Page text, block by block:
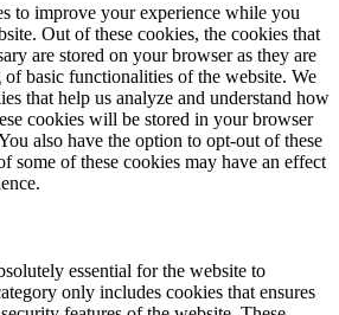
to improve your experience while you
Out of these cookies, the cookies that
are stored on your browser as they are
basic functionalities of the website. We
that help us analyze and understand how
cookies will be stored in your browser
also have the option to opt-out of these
some of these cookies may have an effect
essential for the website to
only includes cookies that ensures